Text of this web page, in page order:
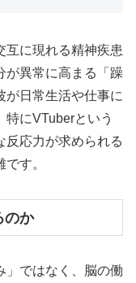
互に現れる精神疾患
が異常に高まる「躁
が日常生活や仕事に
にVTuberという
反応力が求められる
す。
のか
」ではなく、脳の働